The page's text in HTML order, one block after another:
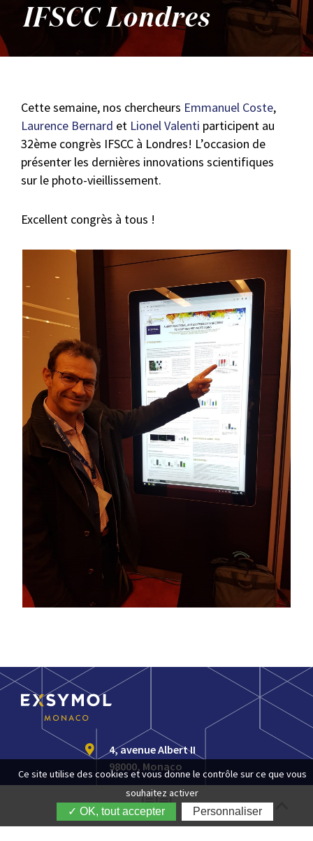
IFSCC Londres
Cette semaine, nos chercheurs Emmanuel Coste,
Laurence Bernard et Lionel Valenti participent au
32ème congrès IFSCC à Londres! L’occasion de
présenter les dernières innovations scientifiques
sur le photo-vieillissement.
Excellent congrès à tous !
4, avenue Albert II
98000, Monaco
+377 92 05 66 77
Ce site utilise des cookies et vous donne le contrôle sur ce que vous
souhaitez activer
✓ OK, tout accepter Personnaliser